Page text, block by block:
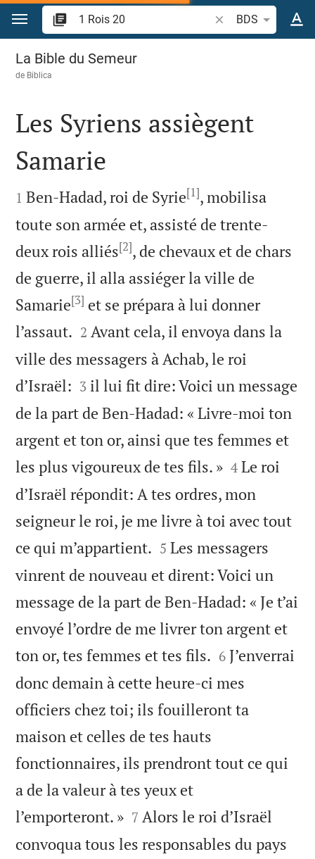
Aller vers contenu
Recherche d'un
BDS
1 Rois 20
La Bible du Semeur
de Biblica

Les Syriens assiègent
Samarie

1 Ben-Hadad, roi de Syrie[1], mobilisa
toute son armée et, assisté de trente-
deux rois alliés[2], de chevaux et de chars
de guerre, il alla assiéger la ville de
Samarie[3] et se prépara à lui donner
l’assaut. 

2 Avant cela, il envoya dans la
ville des messagers à Achab, le roi
d’Israël: 

3 il lui fit dire: Voici un message
de la part de Ben-Hadad: « Livre-moi ton
argent et ton or, ainsi que tes femmes et
les plus vigoureux de tes fils. »
4 Le roi
d’Israël répondit: A tes ordres, mon
seigneur le roi, je me livre à toi avec tout
ce qui m’appartient. 

5 Les messagers
vinrent de nouveau et dirent: Voici un
message de la part de Ben-Hadad: « Je t’ai
envoyé l’ordre de me livrer ton argent et
ton or, tes femmes et tes fils. 

6 J’enverrai
donc demain à cette heure-ci mes
officiers chez toi; ils fouilleront ta
maison et celles de tes hauts
fonctionnaires, ils prendront tout ce qui
a de la valeur à tes yeux et
l’emporteront. »
7 Alors le roi d’Israël
convoqua tous les responsables du pays